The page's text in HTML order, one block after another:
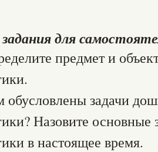
для
предмет и объект
задачи
Назовите
в настоящее время.